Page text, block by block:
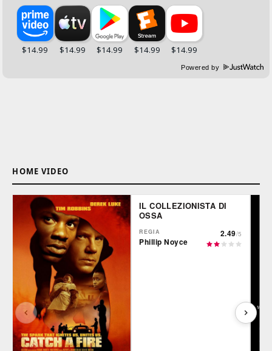
Powered by
HOME VIDEO
IL COLLEZIONISTA DI
OSSA
REGIA
Phillip Noyce
2.49/5